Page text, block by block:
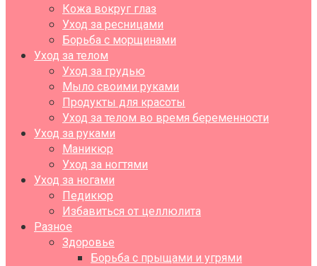
Кожа вокруг глаз
Уход за ресницами
Борьба с морщинами
Уход за телом
Уход за грудью
Мыло своими руками
Продукты для красоты
Уход за телом во время беременности
Уход за руками
Маникюр
Уход за ногтями
Уход за ногами
Педикюр
Избавиться от целлюлита
Разное
Здоровье
Борьба с прыщами и угрями